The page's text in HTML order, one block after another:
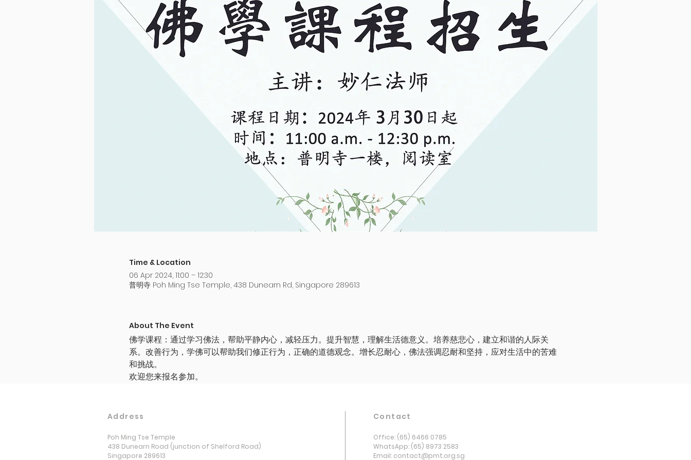
Time & Location
06 Apr 2024, 11:00 – 12:30
普明寺 Poh Ming Tse Temple, 438 Dunearn Rd, Singapore 289613
About The Event
佛学课程：通过学习佛法，帮助平静内心，减轻压力。提升智慧，理解生活德意义。培养慈悲心，建立和谐的人际关
系。改善行为，学佛可以帮助我们修正行为，正确的道德观念。增长忍耐心，佛法强调忍耐和坚持，应对生活中的苦难
和挑战。
欢迎您来报名参加。
Address
Poh Ming Tse Temple
438 Dunearn Road (junction of Shelford Road)
Singapore 289613
Contact
Office: (65) 6466 0785
WhatsApp: (65) 8973 2583
Email: contact@pmt.org.sg